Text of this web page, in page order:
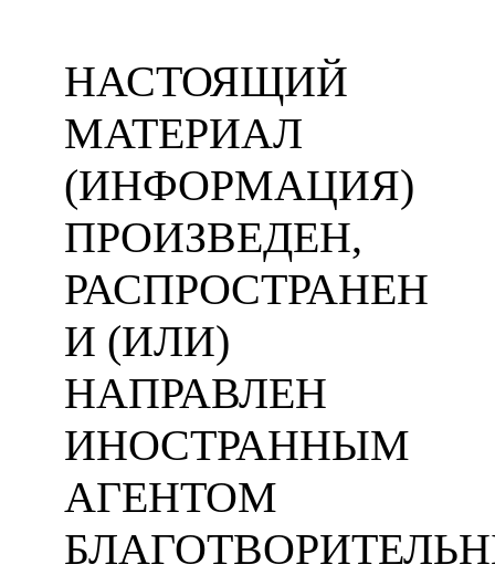
НАСТОЯЩИЙ
МАТЕРИАЛ
(ИНФОРМАЦИЯ)
ПРОИЗВЕДЕН,
РАСПРОСТРАНЕН
И (ИЛИ)
НАПРАВЛЕН
ИНОСТРАННЫМ
АГЕНТОМ